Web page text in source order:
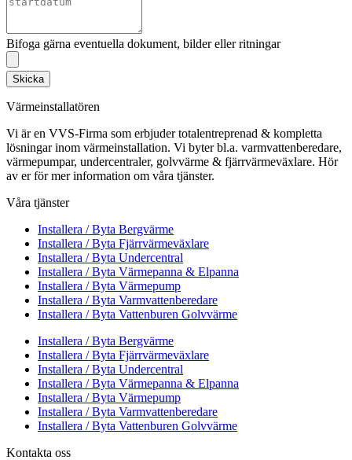
Bifoga gärna eventuella dokument, bilder eller ritningar
Skicka
Värmeinstallatören
Vi är en VVS-Firma som erbjuder totalentreprenad & kompletta
lösningar inom värmeinstallation. Vi byter bl.a. varmvattenberedare,
värmepumpar, undercentraler, golvvärme & fjärrvärmeväxlare. Hör
av er för mer information om våra tjänster.
Våra tjänster
Installera / Byta Bergvärme
Installera / Byta Fjärrvärmeväxlare
Installera / Byta Undercentral
Installera / Byta Värmepanna & Elpanna
Installera / Byta Värmepump
Installera / Byta Varmvattenberedare
Installera / Byta Vattenburen Golvvärme
Installera / Byta Bergvärme
Installera / Byta Fjärrvärmeväxlare
Installera / Byta Undercentral
Installera / Byta Värmepanna & Elpanna
Installera / Byta Värmepump
Installera / Byta Varmvattenberedare
Installera / Byta Vattenburen Golvvärme
Kontakta oss